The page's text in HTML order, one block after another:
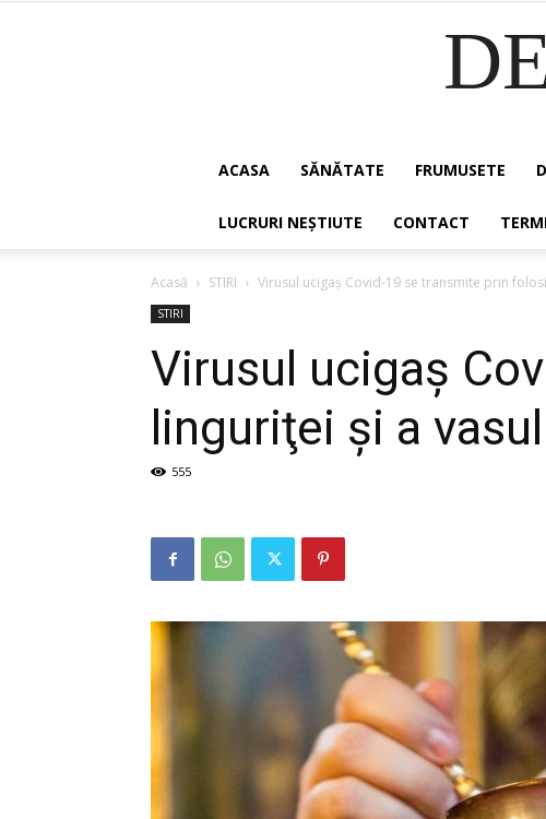
ACASA SĂNĂTATE FRUMUSETE
LUCRURI NEȘTIUTE CONTACT
Acasă STIRI Virusul ucigaş Covid-19 se transmite prin
STIRI
Virusul ucigaş
linguriţei şi a
555